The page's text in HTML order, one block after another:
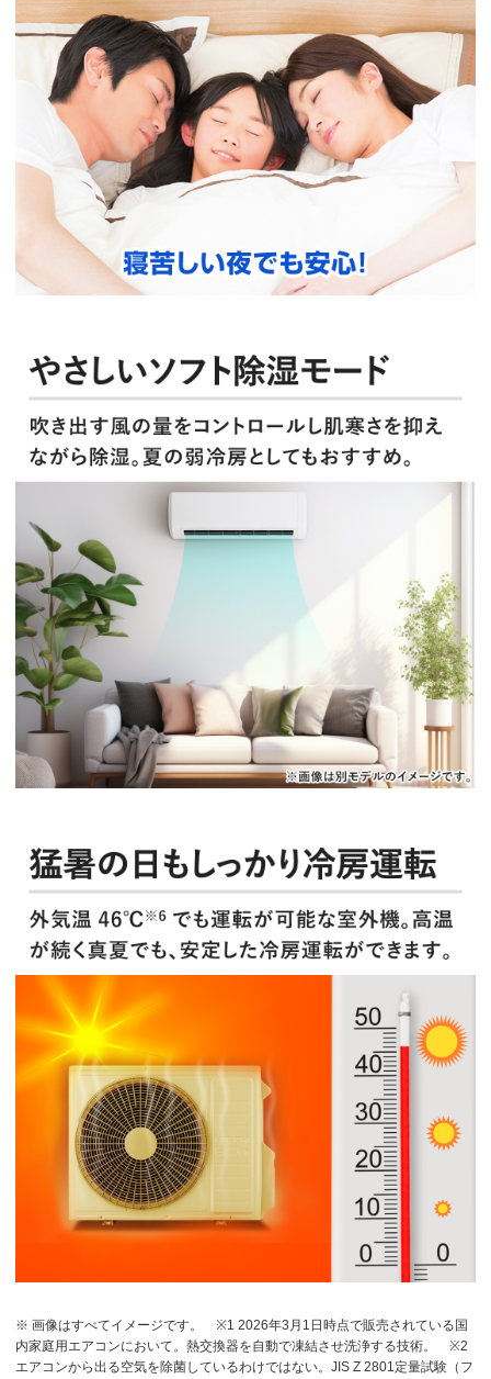
※ 画像はすべてイメージです。
※1 2026年3月1日時点で販売されている国
内家庭用エアコンにおいて。熱交換器を自動で凍結させ洗浄する技術。
※2
エアコンから出る空気を除菌しているわけではない。JIS Z 2801定量試験（フ